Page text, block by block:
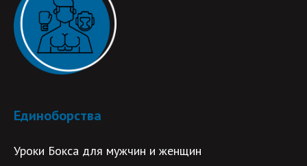
Единоборства
Уроки Бокса для мужчин и женщин